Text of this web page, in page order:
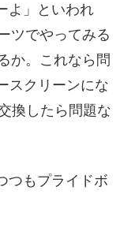
よ」といわれ
ツでやってみる
か。これなら問
スクリーンにな
換したら問題な
つもプライドボ